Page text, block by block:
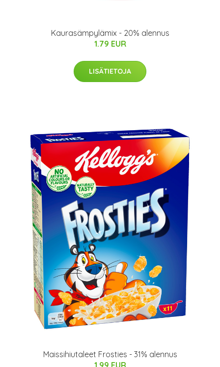
Kaurasämpylämix - 20% alennus
1.79 EUR
LISÄTIETOJA
Maissihiutaleet Frosties - 31% alennus
1.99 EUR